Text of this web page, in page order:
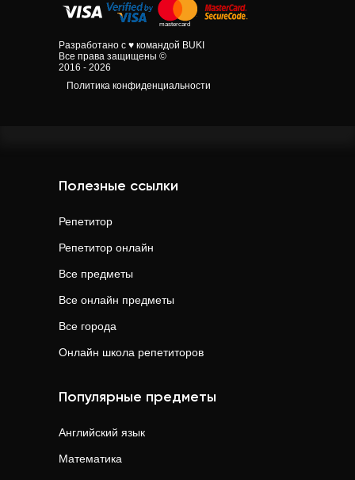
Разработано с ♥ командой BUKI
Все права защищены ©
2016 - 2026
Политика конфиденциальности
Полезные ссылки
Репетитор
Репетитор онлайн
Все предметы
Все онлайн предметы
Все города
Онлайн школа репетиторов
Популярные предметы
Английский язык
Математика